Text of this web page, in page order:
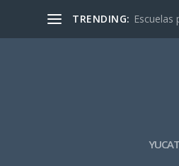
TRENDING: Escuelas